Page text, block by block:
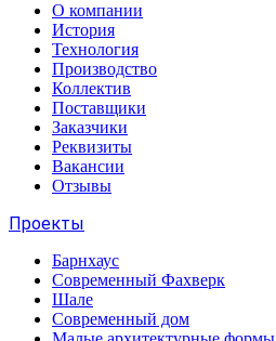
О компании
История
Технология
Производство
Коллектив
Поставщики
Заказчики
Реквизиты
Вакансии
Отзывы
Проекты
Барнхаус
Современный Фахверк
Шале
Современный дом